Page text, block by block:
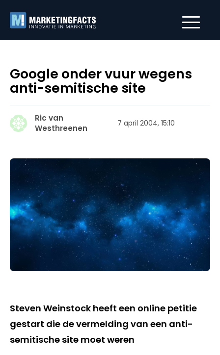
Google onder vuur wegens
anti-semitische site
Ric van
Westhreenen
7 april 2004, 15:10
Steven Weinstock heeft een online petitie
gestart die de vermelding van een anti-
semitische site moet weren